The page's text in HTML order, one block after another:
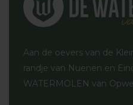
Aan de oevers van de
randje van Nuenen en
WATERMOLEN van